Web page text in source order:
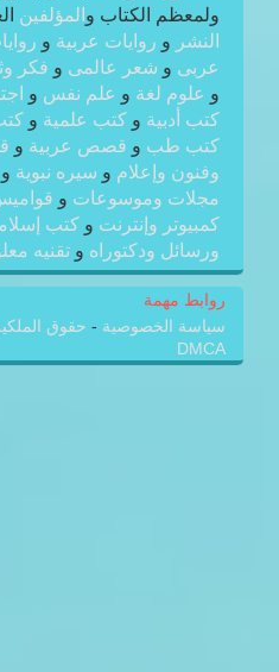
ولمعظم الكتاب و المؤلفين
النشر و روايات عربية و
عربى و شعر عالمى و فكر
و علوم لغة و علم نفس و
كتب أدبية و كتب علمية و
كتب طب و قصص عربية و
وفنون وإعلام و سيره نبوية و
مجلات وموسوعات و
كمبيوتر وإنترنت و كتب
ورسائل ودكتوراه و تقنيه
روابط مهمة
سياسة الخصوصية - حقوق
DMCA